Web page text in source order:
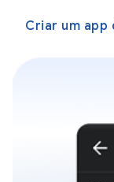
Criar um app